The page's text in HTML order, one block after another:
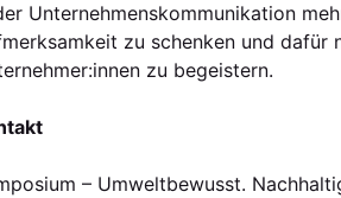
Unternehmenskommunikation
zu schenken und dafür
zu begeistern.
– Umweltbewusst.